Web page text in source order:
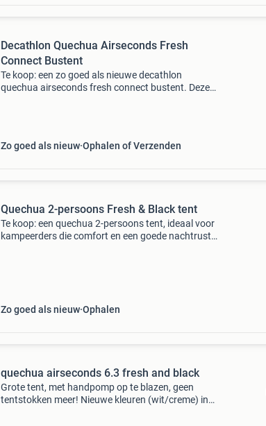
Decathlon Quechua Airseconds Fresh
Connect Bustent
Te koop: een zo goed als nieuwe decathlon
quechua airseconds fresh connect bustent. Deze
Zo goed als nieuw Ophalen of Verzenden
Quechua 2-persoons Fresh & Black tent
Te koop: een quechua 2-persoons tent, ideaal voor
kampeerders die comfort en een goede nachtrust
Zo goed als nieuw Ophalen
quechua airseconds 6.3 fresh and black
Grote tent, met handpomp op te blazen, geen
tentstokken meer! Nieuwe kleuren (wit/creme) in